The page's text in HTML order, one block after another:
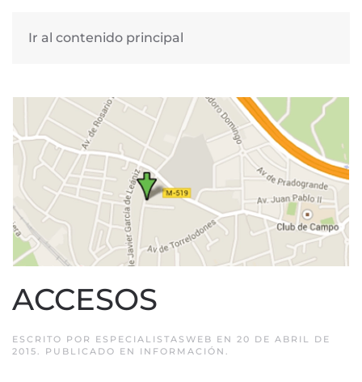
Ir al contenido principal
ACCESOS
ESCRITO POR ESPECIALISTASWEB EN 20 DE ABRIL DE
2015. PUBLICADO EN INFORMACIÓN .